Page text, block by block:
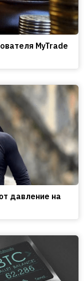
MyTrade
давление на